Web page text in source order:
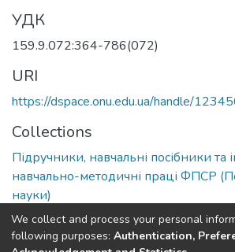
УДК
159.9.072:364-786(072)
URI
https://dspace.onu.edu.ua/handle/
Collections
Підручники, навчальні посібники та
навчально-методичні праці ФПСР
науки)
Full item page
We collect and process your personal
following purposes: Authentication,